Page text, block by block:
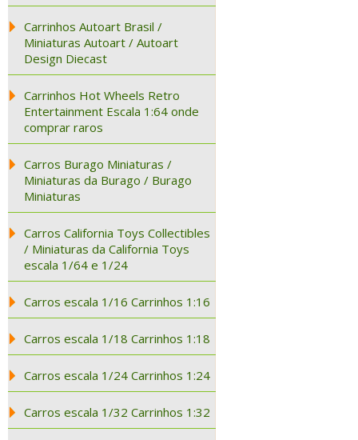
Carrinhos Autoart Brasil /
Miniaturas Autoart / Autoart
Design Diecast
Carrinhos Hot Wheels Retro
Entertainment Escala 1:64 onde
comprar raros
Carros Burago Miniaturas /
Miniaturas da Burago / Burago
Miniaturas
Carros California Toys Collectibles
/ Miniaturas da California Toys
escala 1/64 e 1/24
Carros escala 1/16 Carrinhos 1:16
Carros escala 1/18 Carrinhos 1:18
Carros escala 1/24 Carrinhos 1:24
Carros escala 1/32 Carrinhos 1:32